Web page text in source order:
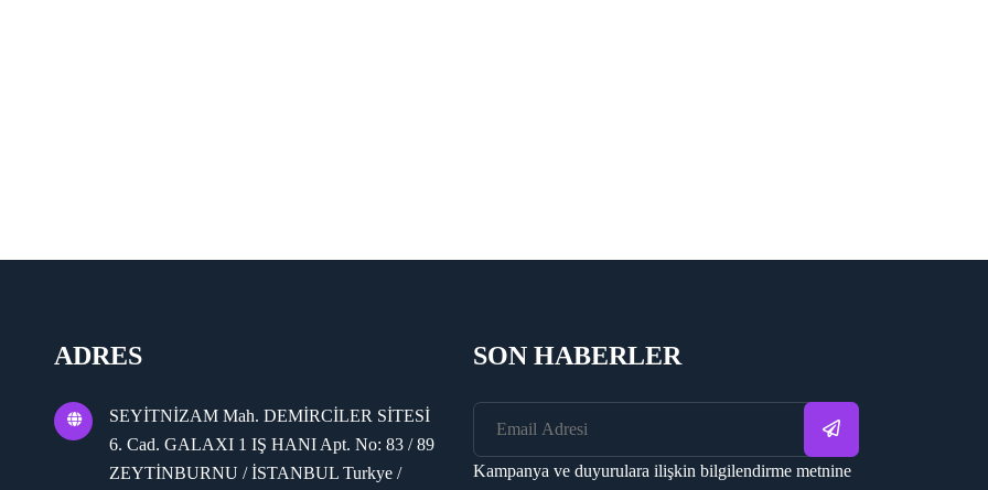
ADRES
SEYİTNİZAM Mah. DEMİRCİLER SİTESİ
6. Cad. GALAXI 1 IŞ HANI Apt. No: 83 / 89
ZEYTİNBURNU / İSTANBUL Turkye /
SON HABERLER
Kampanya ve duyurulara ilişkin bilgilendirme metnine